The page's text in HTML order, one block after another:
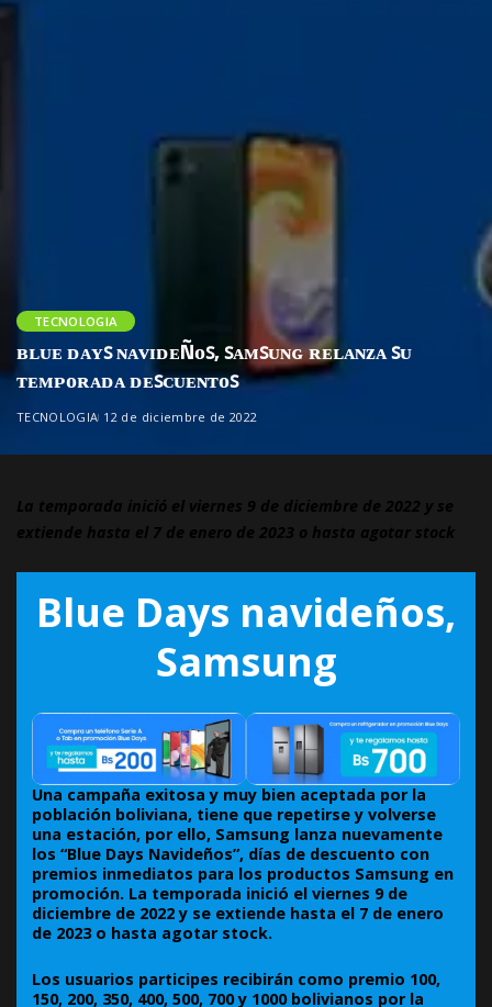
TECNOLOGIA
ʙʟᴜᴇ ᴅᴀʏꜱ ɴᴀᴠɪᴅᴇÑᴏꜱ, ꜱᴀᴍꜱᴜɴɢ ʀᴇʟᴀɴᴢᴀ ꜱᴜ
ᴛᴇᴍᴘᴏʀᴀᴅᴀ ᴅᴇꜱᴄᴜᴇɴᴛᴏꜱ
TECNOLOGIA 12 de diciembre de 2022
La temporada inició el viernes 9 de diciembre de 2022 y se
extiende hasta el 7 de enero de 2023 o hasta agotar stock
Blue Days navideños,
Samsung
Una campaña exitosa y muy bien aceptada por la
población boliviana, tiene que repetirse y volverse
una estación, por ello, Samsung lanza nuevamente
los “Blue Days Navideños”, días de descuento con
premios inmediatos para los productos Samsung en
promoción. La temporada inició el viernes 9 de
diciembre de 2022 y se extiende hasta el 7 de enero
de 2023 o hasta agotar stock.
Los usuarios participes recibirán como premio 100,
150, 200, 350, 400, 500, 700 y 1000 bolivianos por la